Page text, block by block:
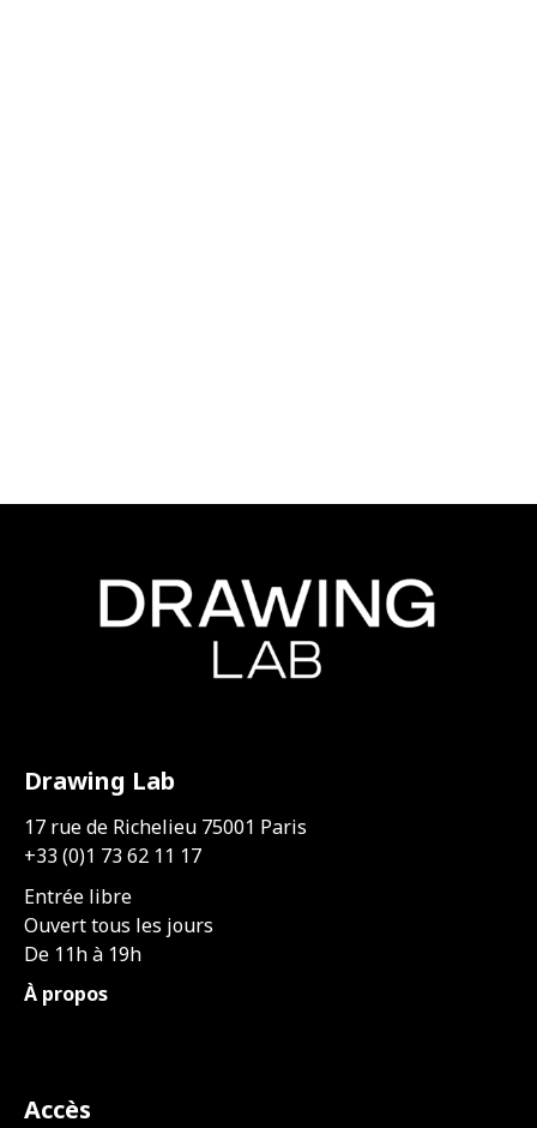
Drawing Lab
17 rue de Richelieu 75001 Paris
+33 (0)1 73 62 11 17
Entrée libre
Ouvert tous les jours
De 11h à 19h
À propos
Accès